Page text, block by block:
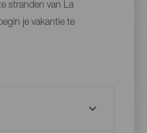
stranden van La
je vakantie te